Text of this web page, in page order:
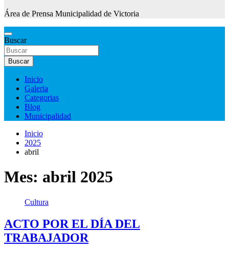
Área de Prensa Municipalidad de Victoria
Buscar
Buscar
Inicio
Galeria
Categorias
Blog
Municipalidad
Inicio
2025
abril
Mes: abril 2025
Cultura
ACTO POR EL DÍA DEL
TRABAJADOR